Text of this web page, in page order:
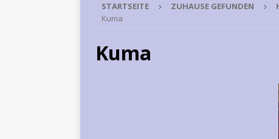
STARTSEITE ZUHAUSE GEFUNDEN
Kuma
Kuma